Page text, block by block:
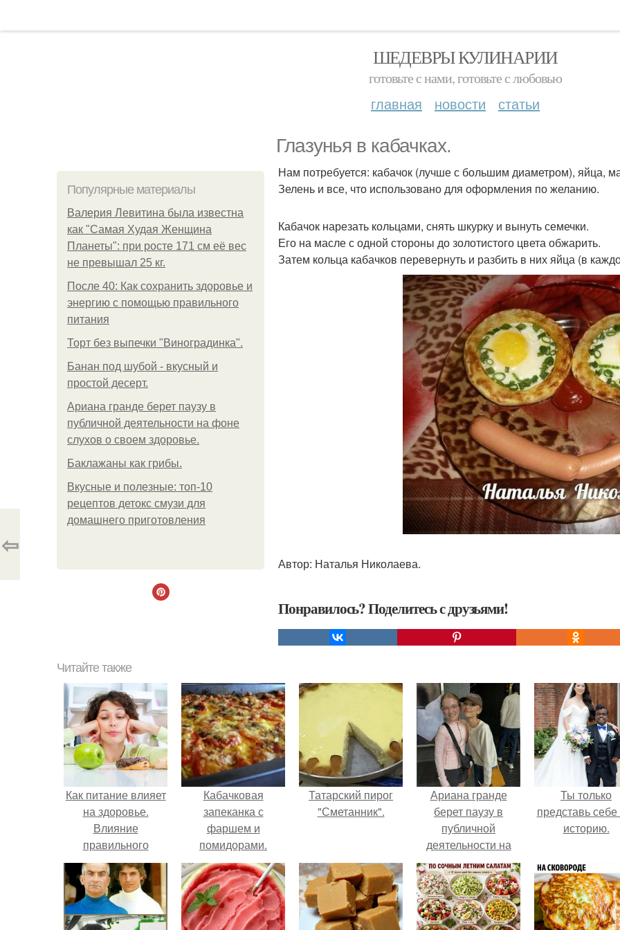
ШЕДЕВРЫ КУЛИНАРИИ
готовьте с нами, готовьте с любовью
главная новости статьи
Глазунья в кабачках.
Популярные материалы
Валерия Левитина была известна
как "Самая Худая Женщина
Планеты": при росте 171 см её вес
не превышал 25 кг.
После 40: Как сохранить здоровье и
энергию с помощью правильного
питания
Торт без выпечки "Виноградинка".
Банан под шубой - вкусный и
простой десерт.
Ариана гранде берет паузу в
публичной деятельности на фоне
слухов о своем здоровье.
Баклажаны как грибы.
Вкусные и полезные: топ-10
рецептов детокс смузи для
домашнего приготовления
Нам потребуется: кабачок (лучше с большим диаметром), яйца,
Зелень и все, что использовано для оформления по желанию.
Кабачок нарезать кольцами, снять шкурку и вынуть семечки.
Его на масле с одной стороны до золотистого цвета обжарить.
Затем кольца кабачков перевернуть и разбить в них яйца (в
Автор: Наталья Николаева.
Понравилось? Поделитесь с друзьями!
⇦
Читайте также
Как питание влияет
на здоровье.
Влияние
правильного
питания на
здоровье человека
Кабачковая
запеканка с
фаршем и
помидорами.
Татарский пирог
"Сметанник".
Ариана гранде
берет паузу в
публичной
деятельности на
фоне слухов о
своем здоровье.
Ты только
представь себе
историю.